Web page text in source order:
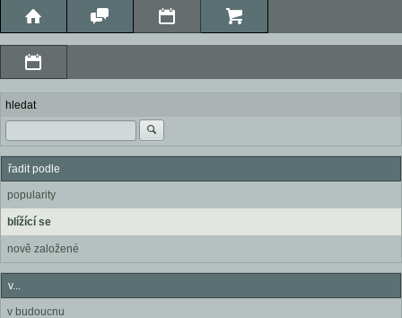
hledat
řadit podle
popularity
blížící se
nově založené
v...
v budoucnu